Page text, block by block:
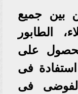
بين جميع
الطابور
على
استفادة فى
فى